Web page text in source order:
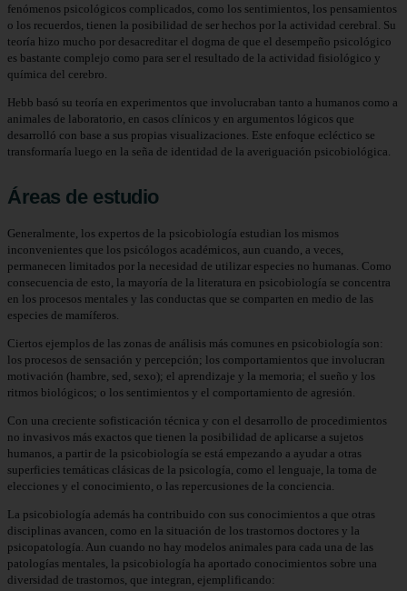
fenómenos psicológicos complicados, como los sentimientos, los pensamientos
o los recuerdos, tienen la posibilidad de ser hechos por la actividad cerebral. Su
teoría hizo mucho por desacreditar el dogma de que el desempeño psicológico
es bastante complejo como para ser el resultado de la actividad fisiológico y
química del cerebro.
Hebb basó su teoría en experimentos que involucraban tanto a humanos como a
animales de laboratorio, en casos clínicos y en argumentos lógicos que
desarrolló con base a sus propias visualizaciones. Este enfoque ecléctico se
transformaría luego en la seña de identidad de la averiguación psicobiológica.
Áreas de estudio
Generalmente, los expertos de la psicobiología estudian los mismos
inconvenientes que los psicólogos académicos, aun cuando, a veces,
permanecen limitados por la necesidad de utilizar especies no humanas. Como
consecuencia de esto, la mayoría de la literatura en psicobiología se concentra
en los procesos mentales y las conductas que se comparten en medio de las
especies de mamíferos.
Ciertos ejemplos de las zonas de análisis más comunes en psicobiología son:
los procesos de sensación y percepción; los comportamientos que involucran
motivación (hambre, sed, sexo); el aprendizaje y la memoria; el sueño y los
ritmos biológicos; o los sentimientos y el comportamiento de agresión.
Con una creciente sofisticación técnica y con el desarrollo de procedimientos
no invasivos más exactos que tienen la posibilidad de aplicarse a sujetos
humanos, a partir de la psicobiología se está empezando a ayudar a otras
superficies temáticas clásicas de la psicología, como el lenguaje, la toma de
elecciones y el conocimiento, o las repercusiones de la conciencia.
La psicobiología además ha contribuido con sus conocimientos a que otras
disciplinas avancen, como en la situación de los trastornos doctores y la
psicopatología. Aun cuando no hay modelos animales para cada una de las
patologías mentales, la psicobiología ha aportado conocimientos sobre una
diversidad de trastornos, que integran, ejemplificando: